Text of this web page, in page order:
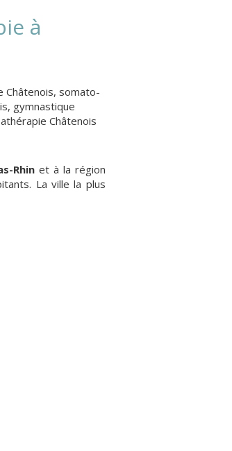
à
Châtenois, somato-
, gymnastique
Châtenois
Rhin et à la région
La ville la plus